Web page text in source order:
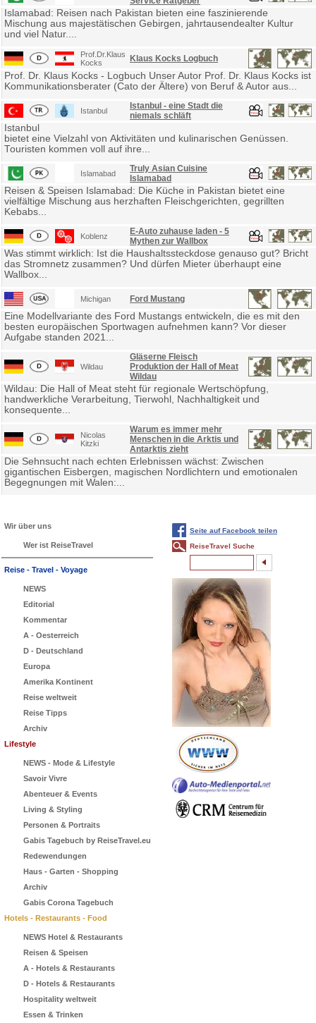
Islamabad: Reisen nach Pakistan bieten eine faszinierende
Mischung aus majestätischen Gebirgen, jahrtausendealter Kultur
und viel Natur....
Prof.Dr.Klaus
Kocks
Klaus Kocks Logbuch
Prof. Dr. Klaus Kocks - Logbuch Unser Autor Prof. Dr. Klaus Kocks ist
Kommunikationsberater (Cato der Ältere) von Beruf & Autor aus...
Istanbul
Istanbul - eine Stadt die
niemals schläft
Istanbul
bietet eine Vielzahl von Aktivitäten und kulinarischen Genüssen.
Touristen kommen voll auf ihre...
Islamabad
Truly Asian Cuisine
Islamabad
Reisen & Speisen Islamabad: Die Küche in Pakistan bietet eine
vielfältige Mischung aus herzhaften Fleischgerichten, gegrillten
Kebabs...
Koblenz
E-Auto zuhause laden - 5
Mythen zur Wallbox
Was stimmt wirklich: Ist die Haushaltssteckdose genauso gut? Bricht
das Stromnetz zusammen? Und dürfen Mieter überhaupt eine
Wallbox...
Michigan Ford Mustang
Eine Modellvariante des Ford Mustangs entwickeln, die es mit den
besten europäischen Sportwagen aufnehmen kann? Vor dieser
Aufgabe standen 2021...
Wildau
Gläserne Fleisch
Produktion der Hall of Meat
Wildau
Wildau: Die Hall of Meat steht für regionale Wertschöpfung,
handwerkliche Verarbeitung, Tierwohl, Nachhaltigkeit und
konsequente...
Nicolas
Kitzki
Warum es immer mehr
Menschen in die Arktis und
Antarktis zieht
Die Sehnsucht nach echten Erlebnissen wächst: Zwischen
gigantischen Eisbergen, magischen Nordlichtern und emotionalen
Begegnungen mit Walen:...
Wir über uns
Wer ist ReiseTravel
Reise - Travel - Voyage
NEWS
Editorial
Kommentar
A - Oesterreich
D - Deutschland
Europa
Amerika Kontinent
Reise weltweit
Reise Tipps
Archiv
Lifestyle
NEWS - Mode & Lifestyle
Savoir Vivre
Abenteuer & Events
Living & Styling
Personen & Portraits
Gabis Tagebuch by ReiseTravel.eu
Redewendungen
Haus - Garten - Shopping
Archiv
Gabis Corona Tagebuch
Hotels - Restaurants - Food
NEWS Hotel & Restaurants
Reisen & Speisen
A - Hotels & Restaurants
D - Hotels & Restaurants
Hospitality weltweit
Essen & Trinken
Seite auf Facebook teilen
ReiseTravel Suche